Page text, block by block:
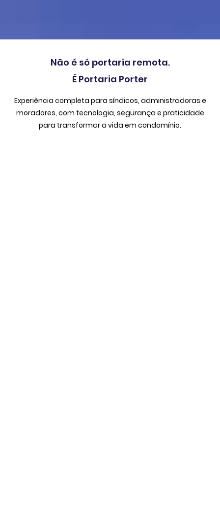
Não é só portaria remota.
É Portaria Porter
Experiência completa para síndicos, administradoras e
moradores, com tecnologia, segurança e praticidade
para transformar a vida em condomínio.